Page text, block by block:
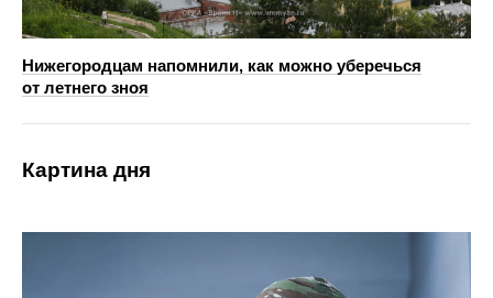
Нижегородцам напомнили, как можно уберечься
от летнего зноя
Картина дня